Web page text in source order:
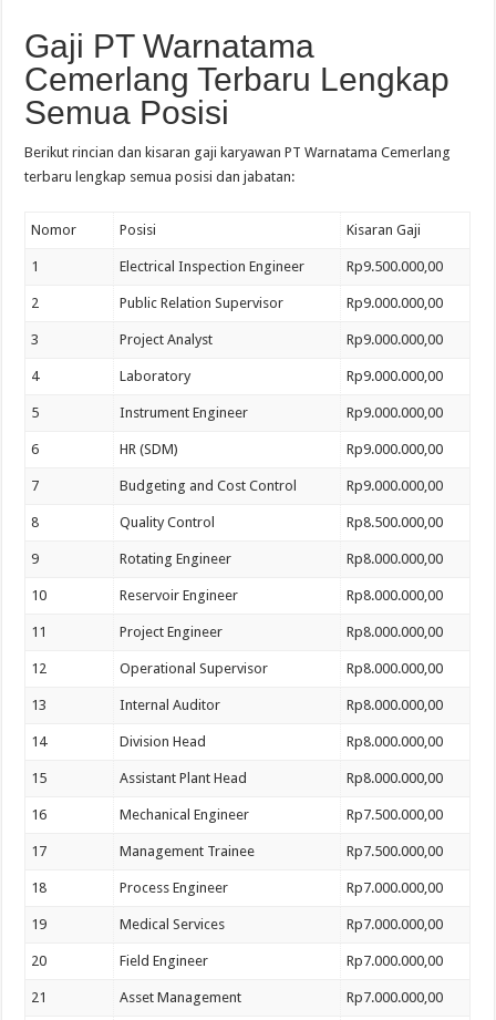
Gaji PT Warnatama
Cemerlang Terbaru Lengkap
Semua Posisi
Berikut rincian dan kisaran gaji karyawan PT Warnatama Cemerlang
terbaru lengkap semua posisi dan jabatan:
Nomor Posisi Kisaran Gaji
1 Electrical Inspection Engineer Rp9.500.000,00
2 Public Relation Supervisor Rp9.000.000,00
3 Project Analyst Rp9.000.000,00
4 Laboratory Rp9.000.000,00
5 Instrument Engineer Rp9.000.000,00
6 HR (SDM) Rp9.000.000,00
7 Budgeting and Cost Control Rp9.000.000,00
8 Quality Control Rp8.500.000,00
9 Rotating Engineer Rp8.000.000,00
10 Reservoir Engineer Rp8.000.000,00
11 Project Engineer Rp8.000.000,00
12 Operational Supervisor Rp8.000.000,00
13 Internal Auditor Rp8.000.000,00
14 Division Head Rp8.000.000,00
15 Assistant Plant Head Rp8.000.000,00
16 Mechanical Engineer Rp7.500.000,00
17 Management Trainee Rp7.500.000,00
18 Process Engineer Rp7.000.000,00
19 Medical Services Rp7.000.000,00
20 Field Engineer Rp7.000.000,00
21 Asset Management Rp7.000.000,00